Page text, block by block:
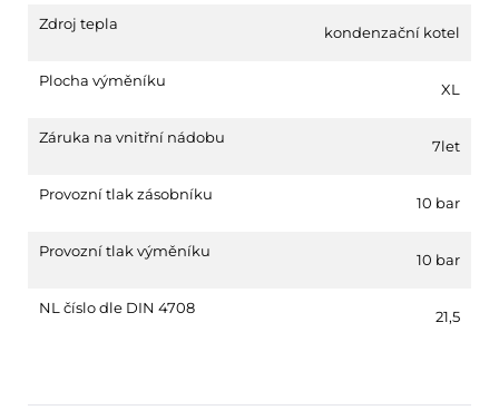
Zdroj tepla kondenzační kotel
Plocha výměníku XL
Záruka na vnitřní nádobu 7let
Provozní tlak zásobníku 10 bar
Provozní tlak výměníku 10 bar
NL číslo dle DIN 4708 21,5